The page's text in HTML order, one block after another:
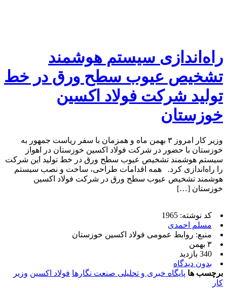
راه‌اندازی سیستم هوشمند
تشخیص عیوب سطح ورق در خط
تولید شرکت فولاد اکسین
خوزستان
وزیر کار امروز ۳ بهمن ماه و همزمان با سفر ریاست جمهور به
خوزستان با حضور در شرکت فولاد اکسین خوزستان در اهواز
سیستم هوشمند تشخیص عیوب سطح ورق در خط تولید این شرکت
را راه‌اندازی کرد. همه اقدامات طراحی، ساخت و نصب سیستم
هوشمند تشخیص عیوب سطح ورق در شرکت فولاد اکسین
خوزستان […]
کد نوشته: 1965
مسلم احمدی
منبع: روابط عمومی فولاد اکسین خوزستان
۳ بهمن
340 بازدید
بدون دیدگاه
برچسب ها پایگاه خبری و تحلیلی صنعت نگارها فولاد اکسین وزیر
کار